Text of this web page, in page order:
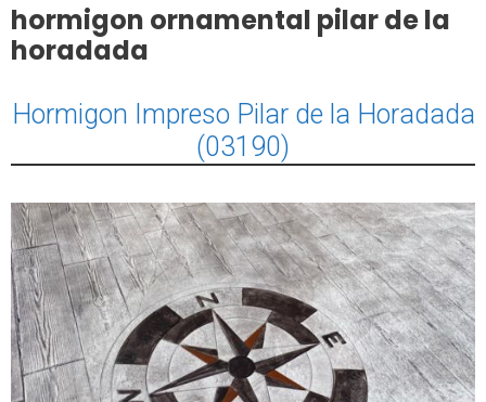
hormigon ornamental pilar de la
horadada
Hormigon Impreso Pilar de la Horadada
(03190)